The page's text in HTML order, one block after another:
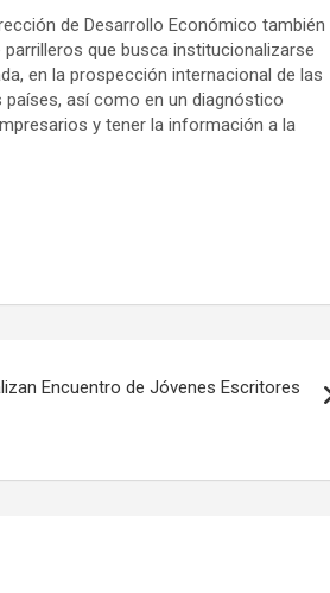
de Desarrollo Económico también
que busca institucionalizarse
en la prospección internacional de las
así como en un diagnóstico
y tener la información a la
Encuentro de Jóvenes Escritores